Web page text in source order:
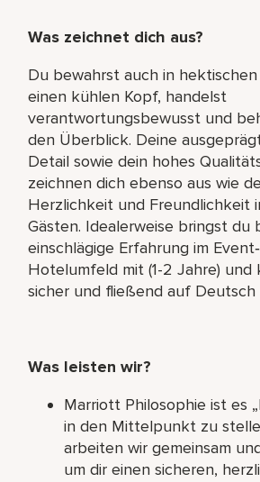
Was zeichnet dich aus?
Du bewahrst auch in
einen kühlen Kopf, handelst
verantwortungsbewusst und
den Überblick. Deine
Detail sowie dein hohes
zeichnen dich ebenso aus wie
Herzlichkeit und Freundlichkeit
Gästen. Idealerweise bringst du
einschlägige Erfahrung im
Hotelumfeld mit (1-2 Jahre) und
sicher und fließend auf Deutsch
Was leisten wir?
Marriott Philosophie ist es
in den Mittelpunkt zu
arbeiten wir gemeinsam
um dir einen sicheren,